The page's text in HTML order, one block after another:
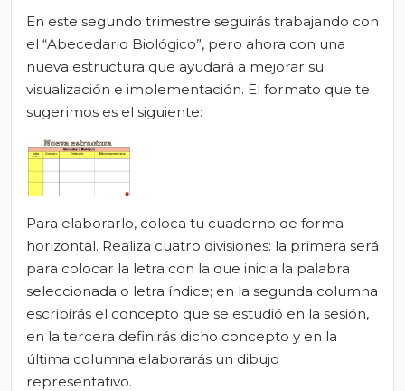
En este segundo trimestre seguirás trabajando con
el “Abecedario Biológico”, pero ahora con una
nueva estructura que ayudará a mejorar su
visualización e implementación. El formato que te
sugerimos es el siguiente:
Para elaborarlo, coloca tu cuaderno de forma
horizontal. Realiza cuatro divisiones: la primera será
para colocar la letra con la que inicia la palabra
seleccionada o letra índice; en la segunda columna
escribirás el concepto que se estudió en la sesión,
en la tercera definirás dicho concepto y en la
última columna elaborarás un dibujo
representativo.